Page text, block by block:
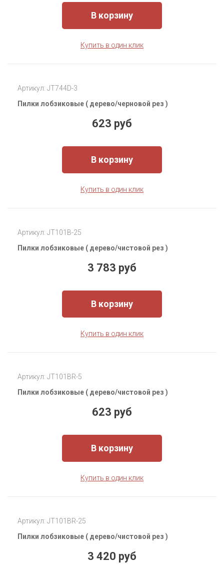
В корзину
Купить в один клик
Артикул: JT744D-3
Пилки лобзиковые ( дерево/черновой рез )
623 руб
В корзину
Купить в один клик
Артикул: JT101B-25
Пилки лобзиковые ( дерево/чистовой рез )
3 783 руб
В корзину
Купить в один клик
Артикул: JT101BR-5
Пилки лобзиковые ( дерево/чистовой рез )
623 руб
В корзину
Купить в один клик
Артикул: JT101BR-25
Пилки лобзиковые ( дерево/чистовой рез )
3 420 руб